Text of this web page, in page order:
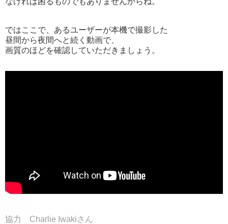
ではここで、あるユーザーが本機で撮影した
昼間から夜間へと続く動画で、
画質のほどを確認していただきましょう。
協力 Charlie Iwakiさん